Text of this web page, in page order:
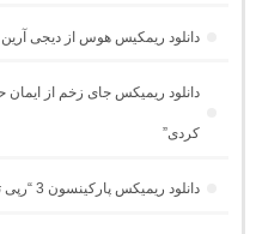
دانلود ریمکیس هوس از دیجی
دانلود ریمیکس جای زخم از ایمان
کردی”
دانلود ریمیکس پارکینسون 3 “رپی ترکیبی” از اس اچ